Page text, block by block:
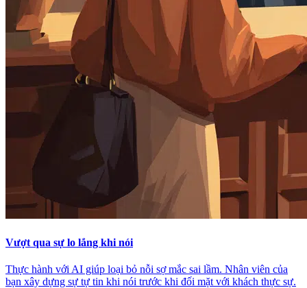
Vượt qua sự lo lắng khi nói
Thực hành với AI giúp loại bỏ nỗi sợ mắc sai lầm. Nhân viên của
bạn xây dựng sự tự tin khi nói trước khi đối mặt với khách thực sự.